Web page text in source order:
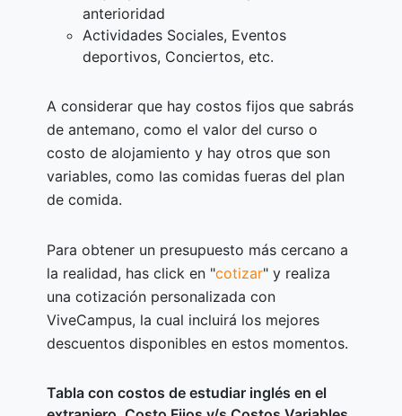
anterioridad
Actividades Sociales, Eventos
deportivos, Conciertos, etc.
A considerar que hay costos fijos que sabrás
de antemano, como el valor del curso o
costo de alojamiento y hay otros que son
variables, como las comidas fueras del plan
de comida.
Para obtener un presupuesto más cercano a
la realidad, has click en "cotizar" y realiza
una cotización personalizada con
ViveCampus, la cual incluirá los mejores
descuentos disponibles en estos momentos.
Tabla con costos de estudiar inglés en el